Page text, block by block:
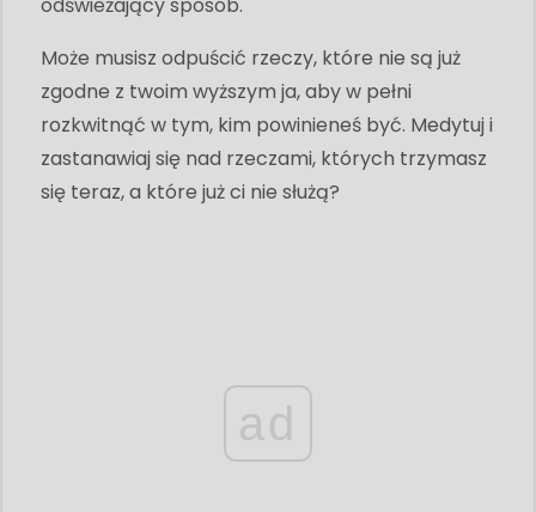
odświeżający sposób.
Może musisz odpuścić rzeczy, które nie są już
zgodne z twoim wyższym ja, aby w pełni
rozkwitnąć w tym, kim powinieneś być. Medytuj i
zastanawiaj się nad rzeczami, których trzymasz
się teraz, a które już ci nie służą?
ad